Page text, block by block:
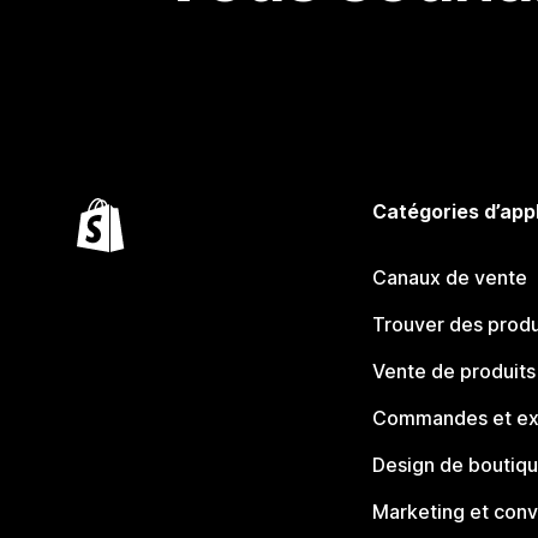
Catégories
Canaux de vente
Trouver des
Vente de produits
Commandes et
Design de
Marketing et